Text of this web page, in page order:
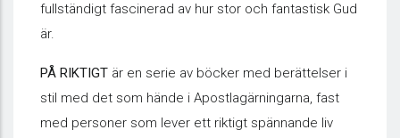
fullständigt fascinerad av hur stor och fantastisk Gud
är.
PÅ RIKTIGT är en serie av böcker med berättelser i
stil med det som hände i Apostlagärningarna, fast
med personer som lever ett riktigt spännande liv